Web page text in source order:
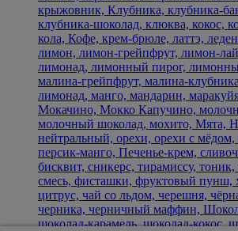
крыжовник, Клубника, клубника-
клубника-шоколад, клюква, кокос,
кола, Кофе, крем-брюле, латтэ,
лимон, лимон-грейпфрут, лимон-
лимонад, лимонный пирог,
малина-грейпфрут, малина-
лимонад, манго, мандарин,
Мокачино, Мокко Капучино,
молочный шоколад, мохито, Мята,
нейтральный, орехи, орехи с мёдом,
персик-манго, Печенье-крем,
бисквит, сникерс, тирамиссу, тоник,
смесь, фисташки, фруктовый пунш,
цитрус, чай со льдом, черешня,
черника, черничный маффин,
шоколад-карамель, шоколад-кокос,